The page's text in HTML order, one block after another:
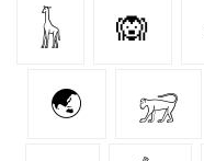
𓃱 🙉
🌏 𓃸